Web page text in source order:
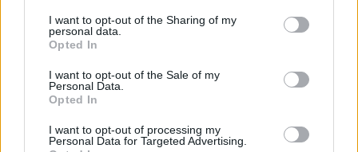
not limited to your visit or usage behaviour. You may click to
grant or deny consent to Google and its third-party tags to
use your data for below specified purposes in below Google
consent section.
I want to opt-out of the Sharing of my
personal data.
Opted In
I want to opt-out of the Sale of my
Personal Data.
Opted In
I want to opt-out of processing my
Personal Data for Targeted Advertising.